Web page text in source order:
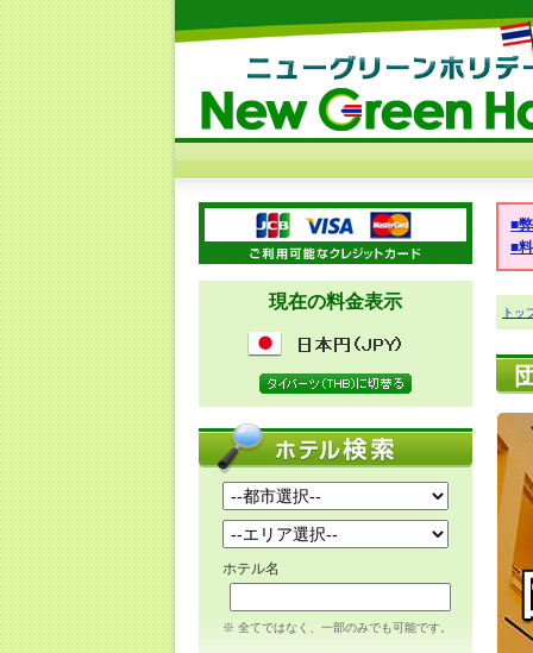
現在の料金表示
ホテル名
※ 全てではなく、一部のみでも可能です。
■
■
トッ